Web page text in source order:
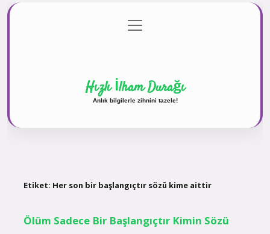
Gizlilik Politikası
menüyü
aç
Hızlı İlham Durağı
Anlık bilgilerle zihnini tazele!
Etiket: Her son bir başlangıçtır sözü kime aittir
Ölüm Sadece Bir Başlangıçtır Kimin Sözü